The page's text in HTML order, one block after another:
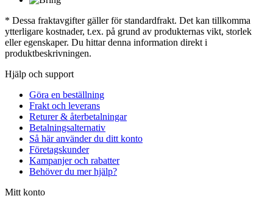
* Dessa fraktavgifter gäller för standardfrakt. Det kan tillkomma
ytterligare kostnader, t.ex. på grund av produkternas vikt, storlek
eller egenskaper. Du hittar denna information direkt i
produktbeskrivningen.
Hjälp och support
Göra en beställning
Frakt och leverans
Returer & återbetalningar
Betalningsalternativ
Så här använder du ditt konto
Företagskunder
Kampanjer och rabatter
Behöver du mer hjälp?
Mitt konto